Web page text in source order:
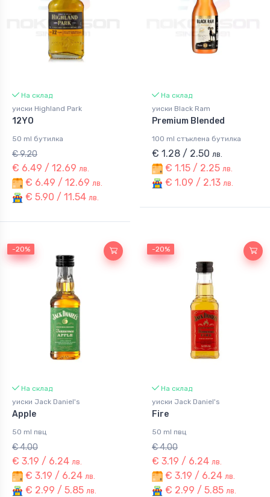
На склад
уиски Highland Park
12YO
50 ml бутилка
€ 9.20
€ 6.49 / 12.69 лв.
€ 6.49 / 12.69 лв.
€ 5.90 / 11.54 лв.
На склад
уиски Black Ram
Premium Blended
100 ml стъклена бутилка
€ 1.28 / 2.50 лв.
€ 1.15 / 2.25 лв.
€ 1.09 / 2.13 лв.
-20%
-20%
На склад
уиски Jack Daniel's
Apple
50 ml пвц
€ 4.00
€ 3.19 / 6.24 лв.
€ 3.19 / 6.24 лв.
€ 2.99 / 5.85 лв.
-20%
-20%
На склад
уиски Jack Daniel's
Fire
50 ml пвц
€ 4.00
€ 3.19 / 6.24 лв.
€ 3.19 / 6.24 лв.
€ 2.99 / 5.85 лв.